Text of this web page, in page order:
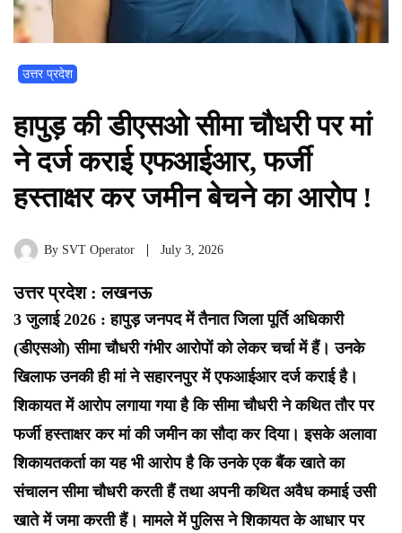
उत्तर प्रदेश
हापुड़ की डीएसओ सीमा चौधरी पर मां
ने दर्ज कराई एफआईआर, फर्जी
हस्ताक्षर कर जमीन बेचने का आरोप !
By SVT Operator July 3, 2026
उत्तर प्रदेश : लखनऊ
3 जुलाई 2026 : हापुड़ जनपद में तैनात जिला पूर्ति अधिकारी
(डीएसओ) सीमा चौधरी गंभीर आरोपों को लेकर चर्चा में हैं। उनके
खिलाफ उनकी ही मां ने सहारनपुर में एफआईआर दर्ज कराई है।
शिकायत में आरोप लगाया गया है कि सीमा चौधरी ने कथित तौर पर
फर्जी हस्ताक्षर कर मां की जमीन का सौदा कर दिया। इसके अलावा
शिकायतकर्ता का यह भी आरोप है कि उनके एक बैंक खाते का
संचालन सीमा चौधरी करती हैं तथा अपनी कथित अवैध कमाई उसी
खाते में जमा करती हैं। मामले में पुलिस ने शिकायत के आधार पर